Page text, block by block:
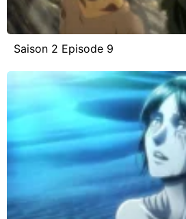
Saison 2 Episode 9